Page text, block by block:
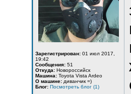
Зарегистрирован: 01 июл 2017,
19:42
Сообщения: 51
Откуда: Новороссийск
Машина: Toyota Vista Ardeo
О машине: диванчик =)
Блог: Посмотреть блог (1)